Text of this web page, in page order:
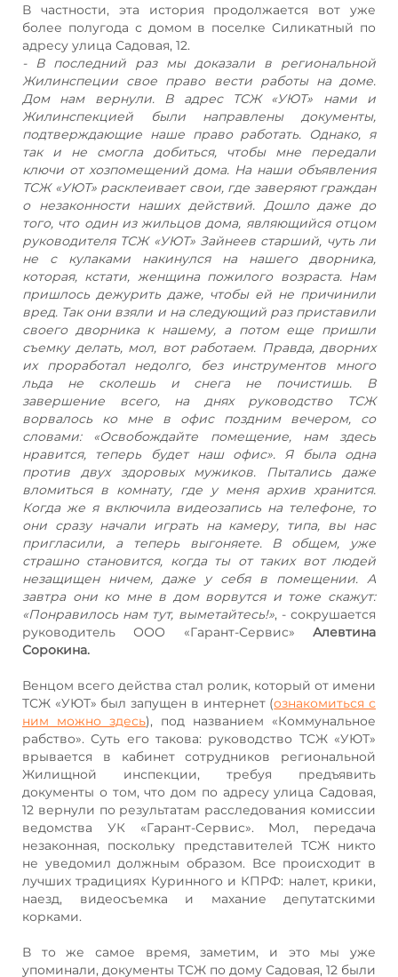
В частности, эта история продолжается вот уже
более полугода с домом в поселке Силикатный по
адресу улица Садовая, 12.
- В последний раз мы доказали в региональной
Жилинспеции свое право вести работы на доме.
Дом нам вернули. В адрес ТСЖ «УЮТ» нами и
Жилинспекцией были направлены документы,
подтверждающие наше право работать. Однако, я
так и не смогла добиться, чтобы мне передали
ключи от хозпомещений дома. На наши объявления
ТСЖ «УЮТ» расклеивает свои, где заверяют граждан
о незаконности наших действий. Дошло даже до
того, что один из жильцов дома, являющийся отцом
руководителя ТСЖ «УЮТ» Зайнеев старший, чуть ли
не с кулаками накинулся на нашего дворника,
которая, кстати, женщина пожилого возраста. Нам
пришлось дежурить даже, чтобы ей не причинили
вред. Так они взяли и на следующий раз приставили
своего дворника к нашему, а потом еще пришли
съемку делать, мол, вот работаем. Правда, дворних
их проработал недолго, без инструментов много
льда не сколешь и снега не почистишь. В
завершение всего, на днях руководство ТСЖ
ворвалось ко мне в офис поздним вечером, со
словами: «Освобождайте помещение, нам здесь
нравится, теперь будет наш офис». Я была одна
против двух здоровых мужиков. Пытались даже
вломиться в комнату, где у меня архив хранится.
Когда же я включила видеозапись на телефоне, то
они сразу начали играть на камеру, типа, вы нас
пригласили, а теперь выгоняете. В общем, уже
страшно становится, когда ты от таких вот людей
незащищен ничем, даже у себя в помещении. А
завтра они ко мне в дом ворвутся и тоже скажут:
«Понравилось нам тут, выметайтесь!», - сокрушается
руководитель ООО «Гарант-Сервис» Алевтина
Сорокина.
Венцом всего действа стал ролик, который от имени
ТСЖ «УЮТ» был запущен в интернет (ознакомиться с
ним можно здесь), под названием «Коммунальное
рабство». Суть его такова: руководство ТСЖ «УЮТ»
врывается в кабинет сотрудников региональной
Жилищной инспекции, требуя предъявить
документы о том, что дом по адресу улица Садовая,
12 вернули по результатам расследования комиссии
ведомства УК «Гарант-Сервис». Мол, передача
незаконная, поскольку представителей ТСЖ никто
не уведомил должным образом. Все происходит в
лучших традициях Куринного и КПРФ: налет, крики,
наезд, видеосъемка и махание депутатскими
корками.
В то же самое время, заметим, и это мы уже
упоминали, документы ТСЖ по дому Садовая, 12 были